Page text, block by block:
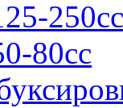
250сс
80сс